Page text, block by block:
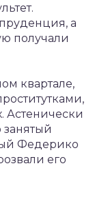
а
получали
квартале,
Астенически
Федерико
его